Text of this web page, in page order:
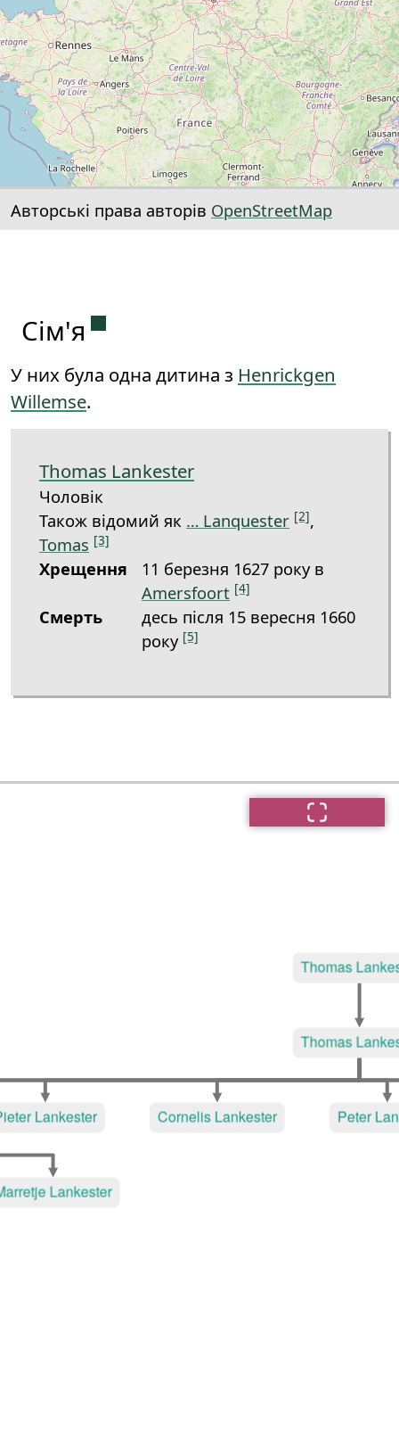
Авторські права авторів OpenStreetMap
Сім'я Постійне посилання на цей
У них була одна дитина з Henrickgen
Willemse.
Thomas Lankester
Чоловік
Також відомий як … Lanquester [2],
Tomas [3]
Хрещення
11 березня 1627 року в
Amersfoort [4]
Смерть
десь після 15 вересня 1660
року [5]